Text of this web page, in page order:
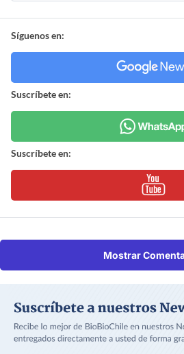
Síguenos en:
Suscríbete en:
Suscríbete en:
Mostrar